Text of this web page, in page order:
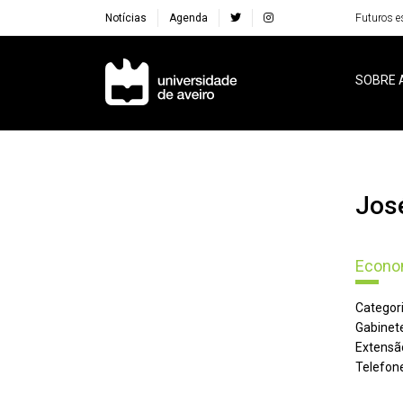
Notícias Agenda Futuros
Navegação Principal
SOBRE